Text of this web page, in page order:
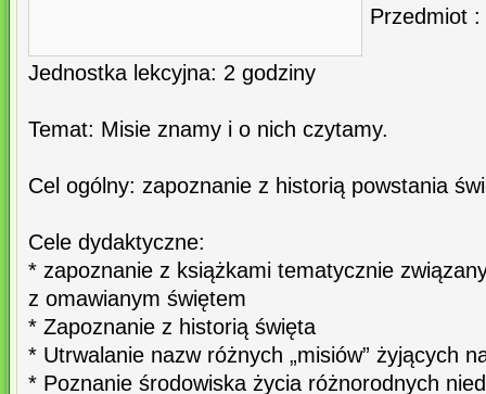
Przedmiot
Jednostka lekcyjna: 2 godziny
Temat: Misie znamy i o nich czytamy.
Cel ogólny: zapoznanie z historią powstania
Cele dydaktyczne:
* zapoznanie z książkami tematycznie
z omawianym świętem
* Zapoznanie z historią święta
* Utrwalanie nazw różnych „misiów” żyjących
* Poznanie środowiska życia różnorodnych